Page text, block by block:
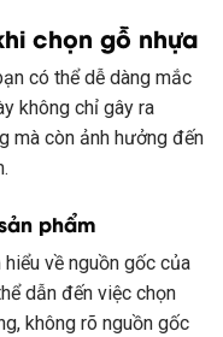
chọn gỗ nhựa
có thể dễ dàng mắc
không chỉ gây ra
mà còn ảnh hưởng đến
phẩm
về nguồn gốc của
dẫn đến việc chọn
không rõ nguồn gốc